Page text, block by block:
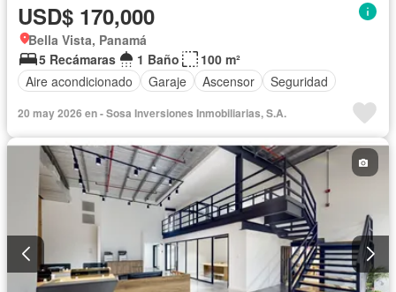
USD$ 170,000
Bella Vista, Panamá
5 Recámaras
1 Baño
100 m²
Aire acondicionado
Garaje Ascensor Seguridad
20 may 2026 en - Sosa Inversiones Inmobiliarias, S.A.